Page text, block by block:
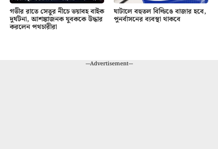
গভীর রাতে সেতুর নীচে ভয়াবহ বাইক
দুর্ঘটনা, আশঙ্কাজনক যুবককে উদ্ধার
করলেন পথচারীরা
ঘাটালে বহুতল বিল্ডিঙে বাজার হবে,
পুনর্বাসনের ব্যবস্থা থাকবে
---Advertisement---